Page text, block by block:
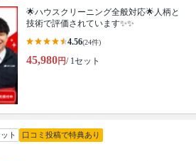
🌟ハウスクリーニング全般対応🌟人柄と
技術で評価されています✨✨
4.56(24件)
45,980円/ 1セット
ト 口コミ投稿で特典あり